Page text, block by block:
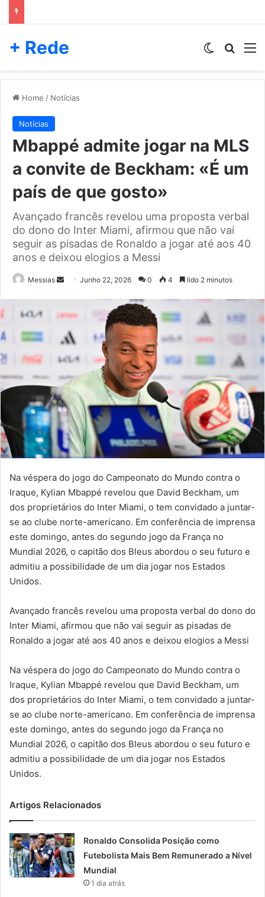
+ Rede Switch skin
Home / Notícias
Notícias
Mbappé admite jogar na MLS
a convite de Beckham: «É um
país de que gosto»
Avançado francês revelou uma proposta verbal
do dono do Inter Miami, afirmou que não vai
seguir as pisadas de Ronaldo a jogar até aos 40
anos e deixou elogios a Messi
Messias
SendJunho 22, 2026 0 4 lido 2 minutos
Na véspera do jogo do Campeonato do Mundo contra o
Iraque, Kylian Mbappé revelou que David Beckham, um
dos proprietários do Inter Miami, o tem convidado a juntar-
se ao clube norte-americano. Em conferência de imprensa
este domingo, antes do segundo jogo da França no
Mundial 2026, o capitão dos Bleus abordou o seu futuro e
admitiu a possibilidade de um dia jogar nos Estados
Unidos.
Avançado francês revelou uma proposta verbal do dono do
Inter Miami, afirmou que não vai seguir as pisadas de
Ronaldo a jogar até aos 40 anos e deixou elogios a Messi
Na véspera do jogo do Campeonato do Mundo contra o
Iraque, Kylian Mbappé revelou que David Beckham, um
dos proprietários do Inter Miami, o tem convidado a juntar-
se ao clube norte-americano. Em conferência de imprensa
este domingo, antes do segundo jogo da França no
Mundial 2026, o capitão dos Bleus abordou o seu futuro e
admitiu a possibilidade de um dia jogar nos Estados
Unidos.
Artigos Relacionados
Ronaldo Consolida Posição como
Futebolista Mais Bem Remunerado a Nível
Mundial
1 dia atrás